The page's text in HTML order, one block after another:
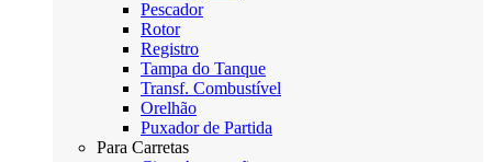
Pescador
Rotor
Registro
Tampa do Tanque
Transf. Combustível
Orelhão
Puxador de Partida
Para Carretas